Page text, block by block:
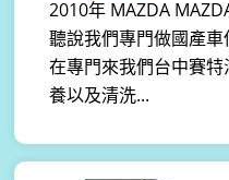
2010年 MAZDA
聽說我們專門做國產
在專門來我們台中賽
養以及清洗...